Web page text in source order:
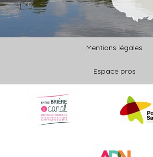
Mentions légales
Espace pros